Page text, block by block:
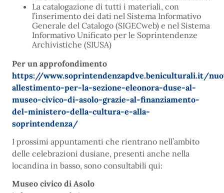
La catalogazione di tutti i materiali, con
l’inserimento dei dati nel Sistema Informativo
Generale del Catalogo (SIGECweb) e nel Sistema
Informativo Unificato per le Soprintendenze
Archivistiche (SIUSA)
Per un approfondimento
https://www.soprintendenzapdve.beniculturali.it/
allestimento-per-la-sezione-eleonora-duse-al-
museo-civico-di-asolo-grazie-al-finanziamento-
del-ministero-della-cultura-e-alla-
soprintendenza/
I prossimi appuntamenti che rientrano nell’ambito
delle celebrazioni dusiane, presenti anche nella
locandina in basso, sono consultabili qui:
Museo civico di Asolo